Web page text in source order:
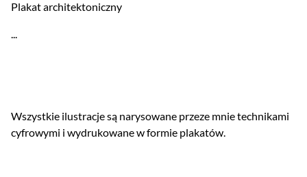
Plakat architektoniczny
...
Wszystkie ilustracje są narysowane przeze mnie technikami
cyfrowymi i wydrukowane w formie plakatów.